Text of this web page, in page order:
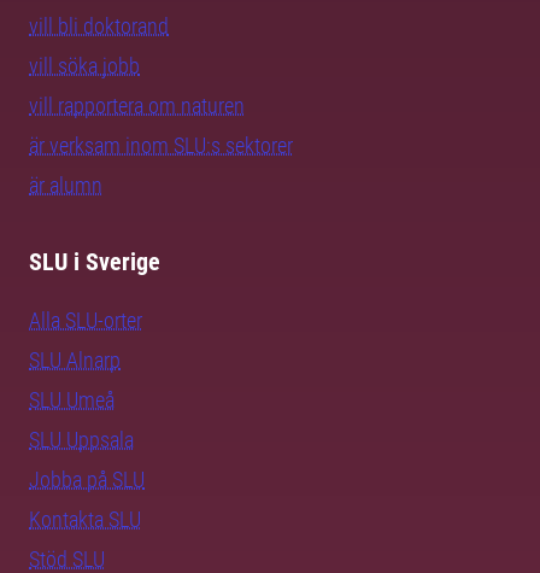
vill bli doktorand
vill söka jobb
vill rapportera om naturen
är verksam inom SLU:s sektorer
är alumn
SLU i Sverige
Alla SLU-orter
SLU Alnarp
SLU Umeå
SLU Uppsala
Jobba på SLU
Kontakta SLU
Stöd SLU